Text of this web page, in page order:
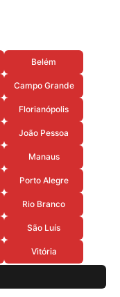
Belém
Campo Grande
Florianópolis
João Pessoa
Manaus
Porto Alegre
Rio Branco
São Luís
Vitória